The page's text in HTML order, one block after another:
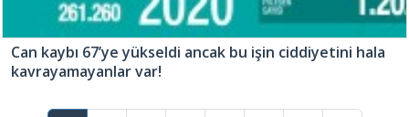
Can kaybı 67’ye yükseldi ancak bu işin ciddiyetini hala
kavrayamayanlar var!